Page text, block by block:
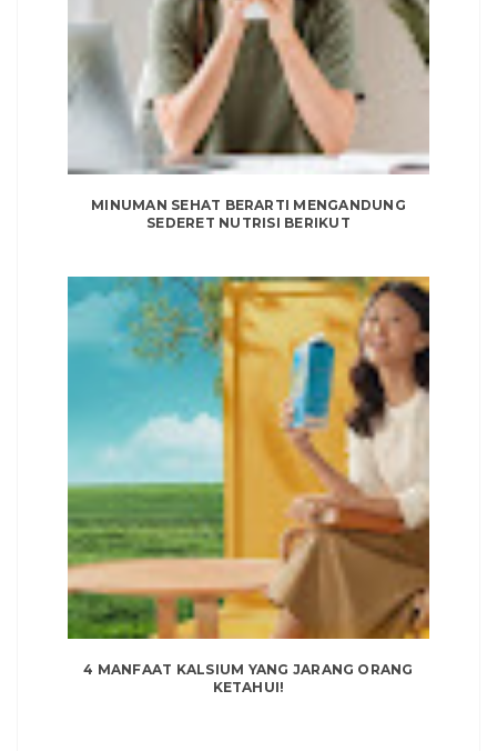
MINUMAN SEHAT BERARTI MENGANDUNG
SEDERET NUTRISI BERIKUT
4 MANFAAT KALSIUM YANG JARANG ORANG
KETAHUI!